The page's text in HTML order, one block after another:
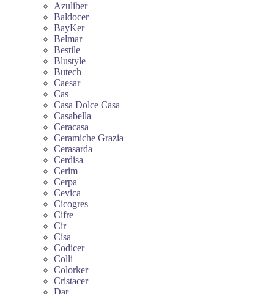
Azuliber
Baldocer
BayKer
Belmar
Bestile
Blustyle
Butech
Caesar
Cas
Casa Dolce Casa
Casabella
Ceracasa
Ceramiche Grazia
Cerasarda
Cerdisa
Cerim
Cerpa
Cevica
Cicogres
Cifre
Cir
Cisa
Codicer
Colli
Colorker
Cristacer
Dar